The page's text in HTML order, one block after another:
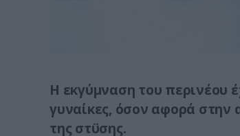
Η εκγύμναση του περινέου
γυναίκες, όσον αφορά στην
της στϋσης.